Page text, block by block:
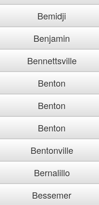
Bemidji
Benjamin
Bennettsville
Benton
Benton
Benton
Bentonville
Bernalillo
Bessemer